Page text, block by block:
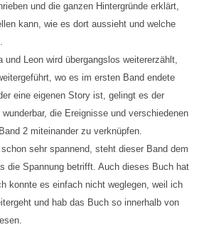
und die ganzen Hintergründe erklärt,
kann, wie es dort aussieht und welche
und Leon wird übergangslos weitererzählt,
wo es im ersten Band endete
eine eigenen Story ist, gelingt es der
wunderbar, die Ereignisse und verschiedenen
2 miteinander zu verknüpfen.
sehr spannend, steht dieser Band dem
die Spannung betrifft. Auch dieses Buch hat
konnte es einfach nicht weglegen, weil ich
und hab das Buch so innerhalb von